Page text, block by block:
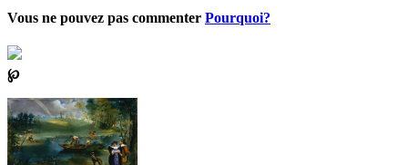
Vous ne pouvez pas commenter Pourquoi?
℘